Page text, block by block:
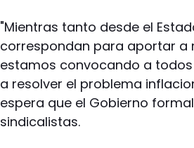
"Mientras tanto desde el
correspondan para aportar a
estamos convocando a
a resolver el problema
espera que el Gobierno
sindicalistas.